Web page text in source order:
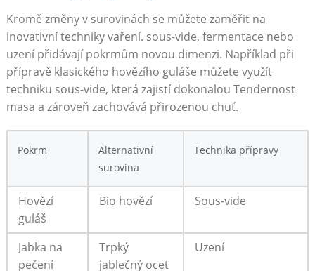
Kromě změny v surovinách se můžete zaměřit na
inovativní techniky vaření. sous-vide, fermentace nebo
uzení přidávají pokrmům novou dimenzi. Například při
přípravě klasického hovězího guláše můžete využít
techniku sous-vide, která zajistí dokonalou Tendernost
masa a zároveň zachovává přirozenou chuť.
Pokrm
Alternativní
surovina
Technika přípravy
Hovězí
guláš
Bio hovězí Sous-vide
Jabka na
pečení
Trpký
jablečný ocet
Uzení